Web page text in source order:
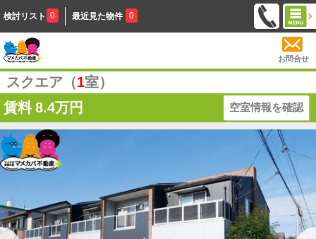
検討リスト 0 最近見た物件 0
お問合せ
スクエア（1室）
賃料 8.4万円 空室情報を確認